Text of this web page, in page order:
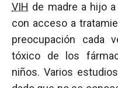
VIH de madre a hijo
con acceso a
preocupación cada
tóxico de los
niños. Varios